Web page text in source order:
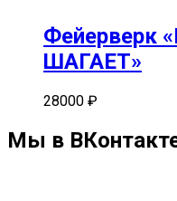
Фейерверк
ШАГАЕТ»
28000 ₽
Мы в